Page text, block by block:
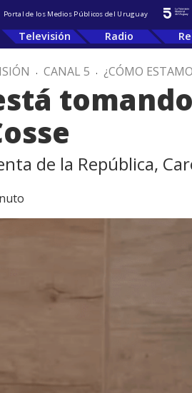
Portal de los Medios Públicos del Uruguay
Televisión Radio
. CANAL 5 . ¿CÓMO
de la República,